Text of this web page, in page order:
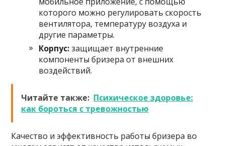
которого можно регулировать скорость
вентилятора, температуру воздуха и
другие параметры.
Корпус:защищает внутренние
компоненты бризера от внешних
воздействий.
Читайте также: Психическое здоровье:
как бороться с тревожностью
Качество и эффективность работы бризера во